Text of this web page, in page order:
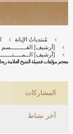
مُنتدياتُ الإبانة
[أرشيف] القــــــــسم
[أرشيف]
معجم مؤلفات فضيلة الشيخ العلامة
المشاركات
آخر نشاط